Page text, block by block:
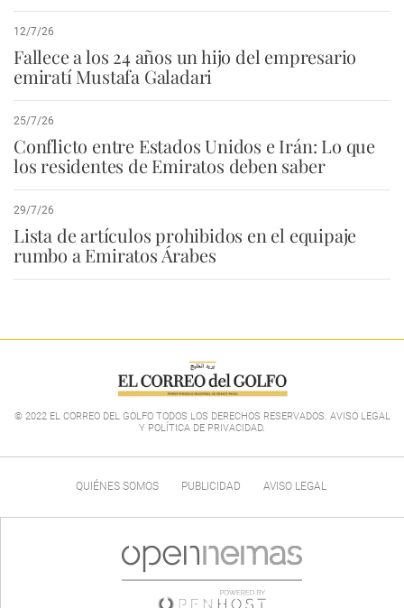
12/7/26
Fallece a los 24 años un hijo del empresario
emiratí Mustafa Galadari
25/7/26
Conflicto entre Estados Unidos e Irán: Lo que
los residentes de Emiratos deben saber
29/7/26
Lista de artículos prohibidos en el equipaje
rumbo a Emiratos Árabes
© 2022 EL CORREO DEL GOLFO TODOS LOS DERECHOS RESERVADOS. AVISO LEGAL
Y POLÍTICA DE PRIVACIDAD.
QUIÉNES SOMOS PUBLICIDAD AVISO LEGAL